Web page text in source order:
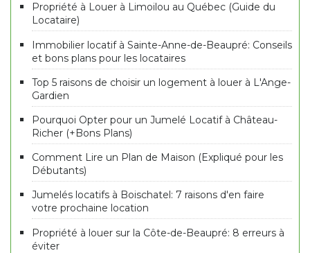
Propriété à Louer à Limoilou au Québec (Guide du
Locataire)
Immobilier locatif à Sainte-Anne-de-Beaupré: Conseils
et bons plans pour les locataires
Top 5 raisons de choisir un logement à louer à L'Ange-
Gardien
Pourquoi Opter pour un Jumelé Locatif à Château-
Richer (+Bons Plans)
Comment Lire un Plan de Maison (Expliqué pour les
Débutants)
Jumelés locatifs à Boischatel: 7 raisons d'en faire
votre prochaine location
Propriété à louer sur la Côte-de-Beaupré: 8 erreurs à
éviter